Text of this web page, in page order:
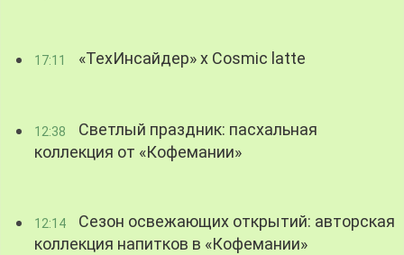
17:11 «ТехИнсайдер» х Cosmic latte
12:38
Светлый праздник: пасхальная
коллекция от «Кофемании»
12:14
Сезон освежающих открытий: авторская
коллекция напитков в «Кофемании»